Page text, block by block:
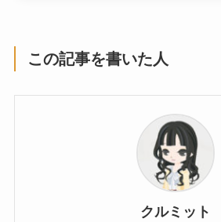
この記事を書いた人
クルミット